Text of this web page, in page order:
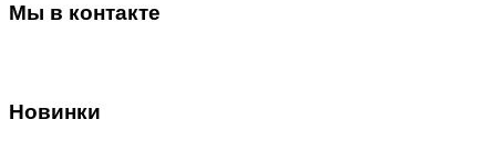
Мы в контакте
Новинки